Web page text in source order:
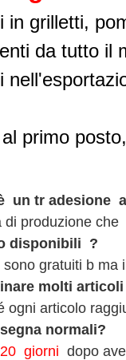
in grilletti,
da tutto il
primo
un tr adesione
di produzione che
disponibili
?
sono gratuiti b ma
molti
ogni articolo
normali?
giorni dopo